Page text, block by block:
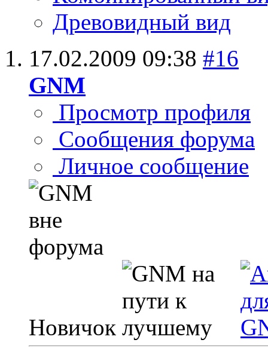
Древовидный вид
17.02.2009 09:38 #16
GNM
Просмотр профиля
Сообщения форума
Личное сообщение
Новичок